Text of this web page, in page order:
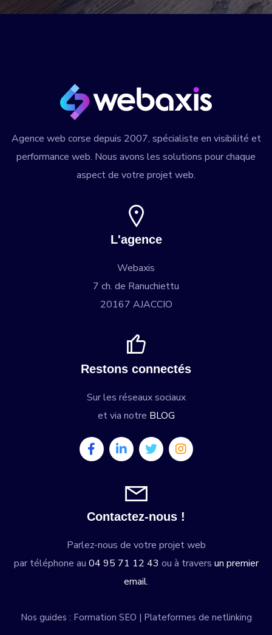
Agence web corse depuis 2007, spécialiste en visibilité et
performance web. Nous avons les solutions pour chaque
aspect de votre projet web.
L'agence
Webaxis
7 ch. de Ranuchiettu
20167 AJACCIO
Restons connectés
Sur les réseaux sociaux
et via notre BLOG
Contactez-nous !
Parlez-nous de votre projet web
par téléphone au 04 95 71 12 43 ou à travers un premier
email.
Nos guides : Formation SEO | Plateformes de netlinking